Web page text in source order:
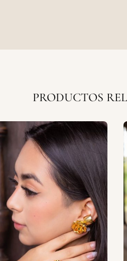
PRODUCTOS